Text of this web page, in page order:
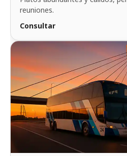
reuniones.
Consultar